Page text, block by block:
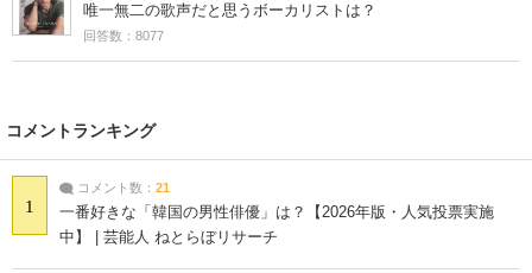
唯一無二の歌声だと思うボーカリストは？
回答数：8077
コメントランキング
1
コメント数： 21
一番好きな「韓国の男性俳優」は？【2026年版・人気投票実施
中】 | 芸能人 ねとらぼリサーチ